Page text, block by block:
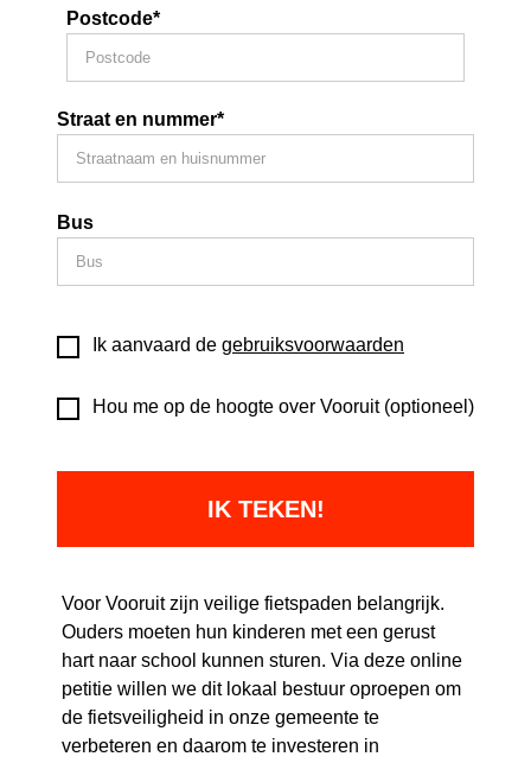
Postcode*
Straat en nummer*
Bus
Ik aanvaard de gebruiksvoorwaarden
Hou me op de hoogte over Vooruit (optioneel)
Voor Vooruit zijn veilige fietspaden belangrijk.
Ouders moeten hun kinderen met een gerust
hart naar school kunnen sturen. Via deze online
petitie willen we dit lokaal bestuur oproepen om
de fietsveiligheid in onze gemeente te
verbeteren en daarom te investeren in